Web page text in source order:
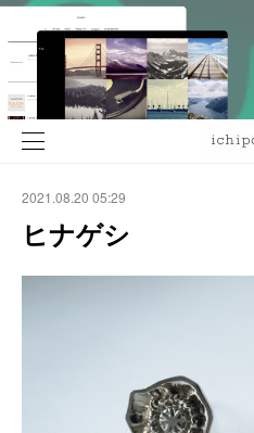
2021.08.20 05:29
ヒナゲシ